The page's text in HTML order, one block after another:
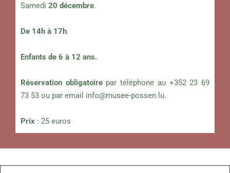
Samedi 20 décembre.
De 14h à 17h.
Enfants de 6 à 12 ans.
Réservation obligatoirepar téléphone au +352 23 69
73 53 ou par email info@musee-possen.lu.
Prix : 25 euros